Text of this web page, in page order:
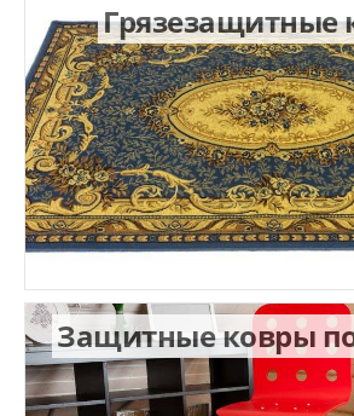
Грязезащитные
Защитные ковры